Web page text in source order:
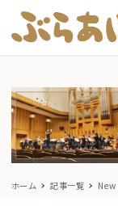
ホーム 記事一覧